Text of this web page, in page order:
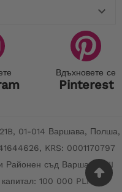

Вдъхновете се
Pinterest
01-014 Варшава, Полша,
KRS: 0001170797
Районен съд Варшава, XII
100 000 PLN